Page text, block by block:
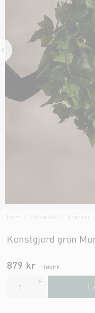
Hem Produkter
Konstgjord grön
879 kr Historik